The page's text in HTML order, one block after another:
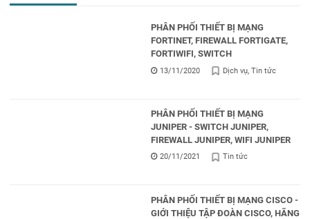
PHÂN PHỐI THIẾT BỊ MẠNG
FORTINET, FIREWALL FORTIGATE,
FORTIWIFI, SWITCH
13/11/2020 Dịch vụ Tin tức
PHÂN PHỐI THIẾT BỊ MẠNG
JUNIPER - SWITCH JUNIPER,
FIREWALL JUNIPER, WIFI JUNIPER
20/11/2021 Tin tức
PHÂN PHỐI THIẾT BỊ MẠNG CISCO -
GIỚI THIỆU TẬP ĐOÀN CISCO, HÃNG